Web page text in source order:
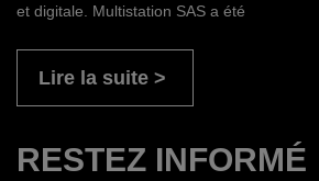
et digitale. Multistation SAS a été
Lire la suite
RESTEZ INFORMÉ